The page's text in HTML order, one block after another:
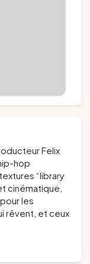
Felix
hop
“library
cinématique,
les
rêvent, et ceux